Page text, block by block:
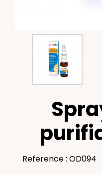
Reference : OD094